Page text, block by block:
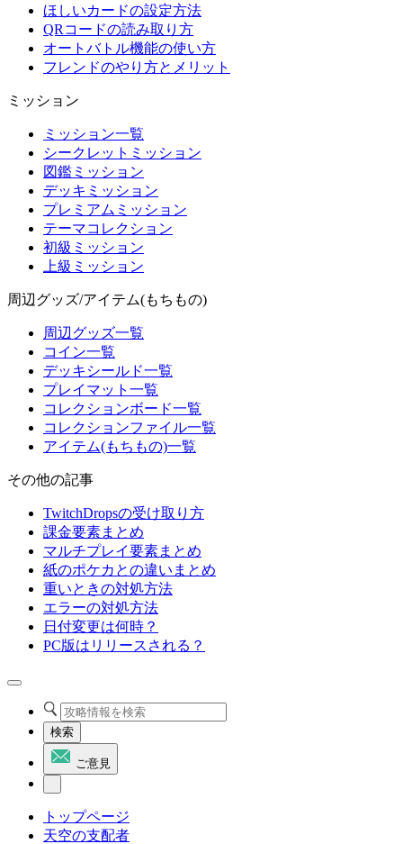
ほしいカードの設定方法
QRコードの読み取り方
オートバトル機能の使い方
フレンドのやり方とメリット
ミッション
ミッション一覧
シークレットミッション
図鑑ミッション
デッキミッション
プレミアムミッション
テーマコレクション
初級ミッション
上級ミッション
周辺グッズ/アイテム(もちもの)
周辺グッズ一覧
コイン一覧
デッキシールド一覧
プレイマット一覧
コレクションボード一覧
コレクションファイル一覧
アイテム(もちもの)一覧
その他の記事
TwitchDropsの受け取り方
課金要素まとめ
マルチプレイ要素まとめ
紙のポケカとの違いまとめ
重いときの対処方法
エラーの対処方法
日付変更は何時？
PC版はリリースされる？
検索
ご意見
トップページ
天空の支配者